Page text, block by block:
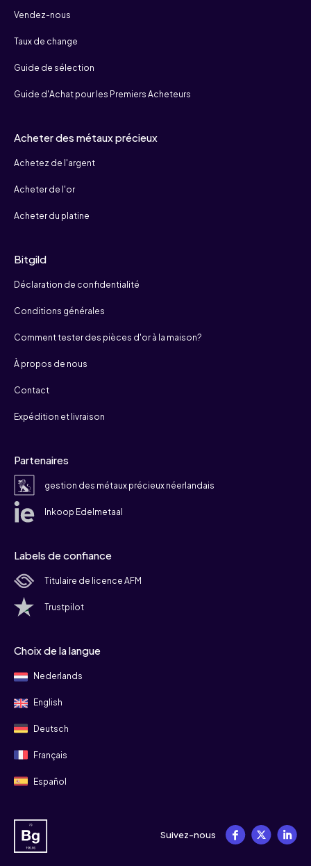
Vendez-nous
Taux de change
Guide de sélection
Guide d'Achat pour les Premiers Acheteurs
Acheter des métaux précieux
Achetez de l'argent
Acheter de l'or
Acheter du platine
Bitgild
Déclaration de confidentialité
Conditions générales
Comment tester des pièces d'or à la maison?
À propos de nous
Contact
Expédition et livraison
Partenaires
gestion des métaux précieux néerlandais
Inkoop Edelmetaal
Labels de confiance
Titulaire de licence AFM
Trustpilot
Choix de la langue
Nederlands
English
Deutsch
Français
Español
Suivez-nous